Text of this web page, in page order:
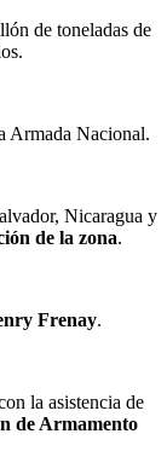
de toneladas de
Armada Nacional.
Nicaragua y
de la zona.
Frenay.
la asistencia de
de Armamento